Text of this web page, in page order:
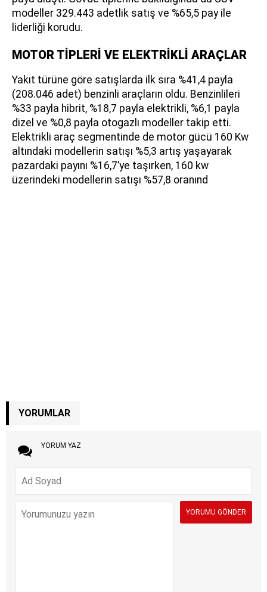
modeller 329.443 adetlik satış ve %65,5 pay ile
liderliği korudu.
MOTOR TİPLERİ VE ELEKTRİKLİ ARAÇLAR
Yakıt türüne göre satışlarda ilk sıra %41,4 payla
(208.046 adet) benzinli araçların oldu. Benzinlileri
%33 payla hibrit, %18,7 payla elektrikli, %6,1 payla
dizel ve %0,8 payla otogazlı modeller takip etti.
Elektrikli araç segmentinde de motor gücü 160 Kw
altındaki modellerin satışı %5,3 artış yaşayarak
pazardaki payını %16,7’ye taşırken, 160 kw
üzerindeki modellerin satışı %57,8 oranınd
YORUMLAR
YORUM YAZ